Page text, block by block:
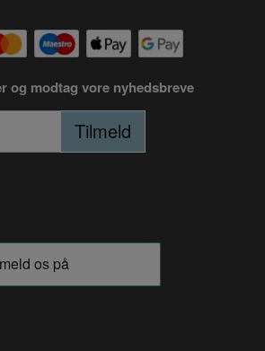
og modtag vore nyhedsbreve
Tilmeld